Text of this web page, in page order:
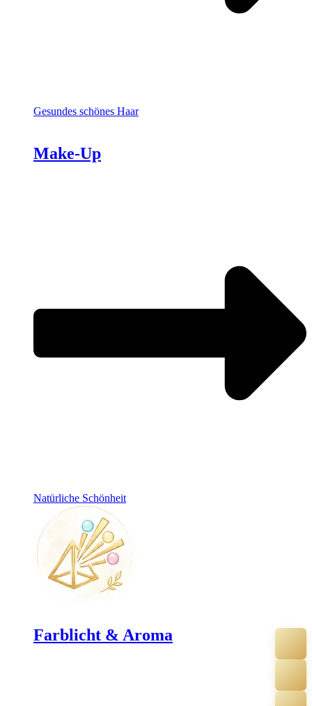
Gesundes schönes Haar
Make-Up
Natürliche Schönheit
Farblicht & Aroma